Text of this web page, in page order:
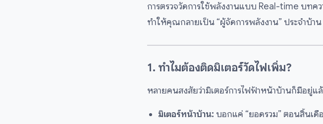
การตรวจวัดการใช้พลังงานแบบ Real-time บทค
ทำให้คุณกลายเป็น “ผู้จัดการพลังงาน” ประจำบ้าน
1. ทำไมต้องติดมิเตอร์วัดไฟเพิ่ม?
หลายคนสงสัยว่ามิเตอร์การไฟฟ้าหน้าบ้านก็มีอยู่แ
มิเตอร์หน้าบ้าน: บอกแค่ “ยอดรวม” ตอนสิ้นเดื